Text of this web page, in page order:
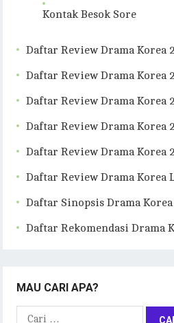
Kontak Besok Sore
Daftar Review Drama Korea
Daftar Review Drama Korea
Daftar Review Drama Korea
Daftar Review Drama Korea
Daftar Review Drama Korea
Daftar Review Drama Korea
Daftar Sinopsis Drama Korea
Daftar Rekomendasi Drama
MAU CARI APA?
Cari